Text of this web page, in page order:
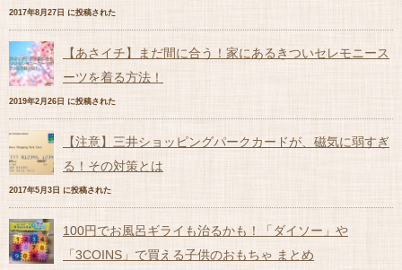
2017年8月27日 に投稿された
【あさイチ】まだ間に合う！家にあるきついセレモニース
ーツを着る方法！
2019年2月26日 に投稿された
【注意】三井ショッピングパークカードが、磁気に弱すぎ
る！その対策とは
2017年5月3日 に投稿された
100円でお風呂ギライも治るかも！「ダイソー」や
「3COINS」で買える子供のおもちゃ まとめ